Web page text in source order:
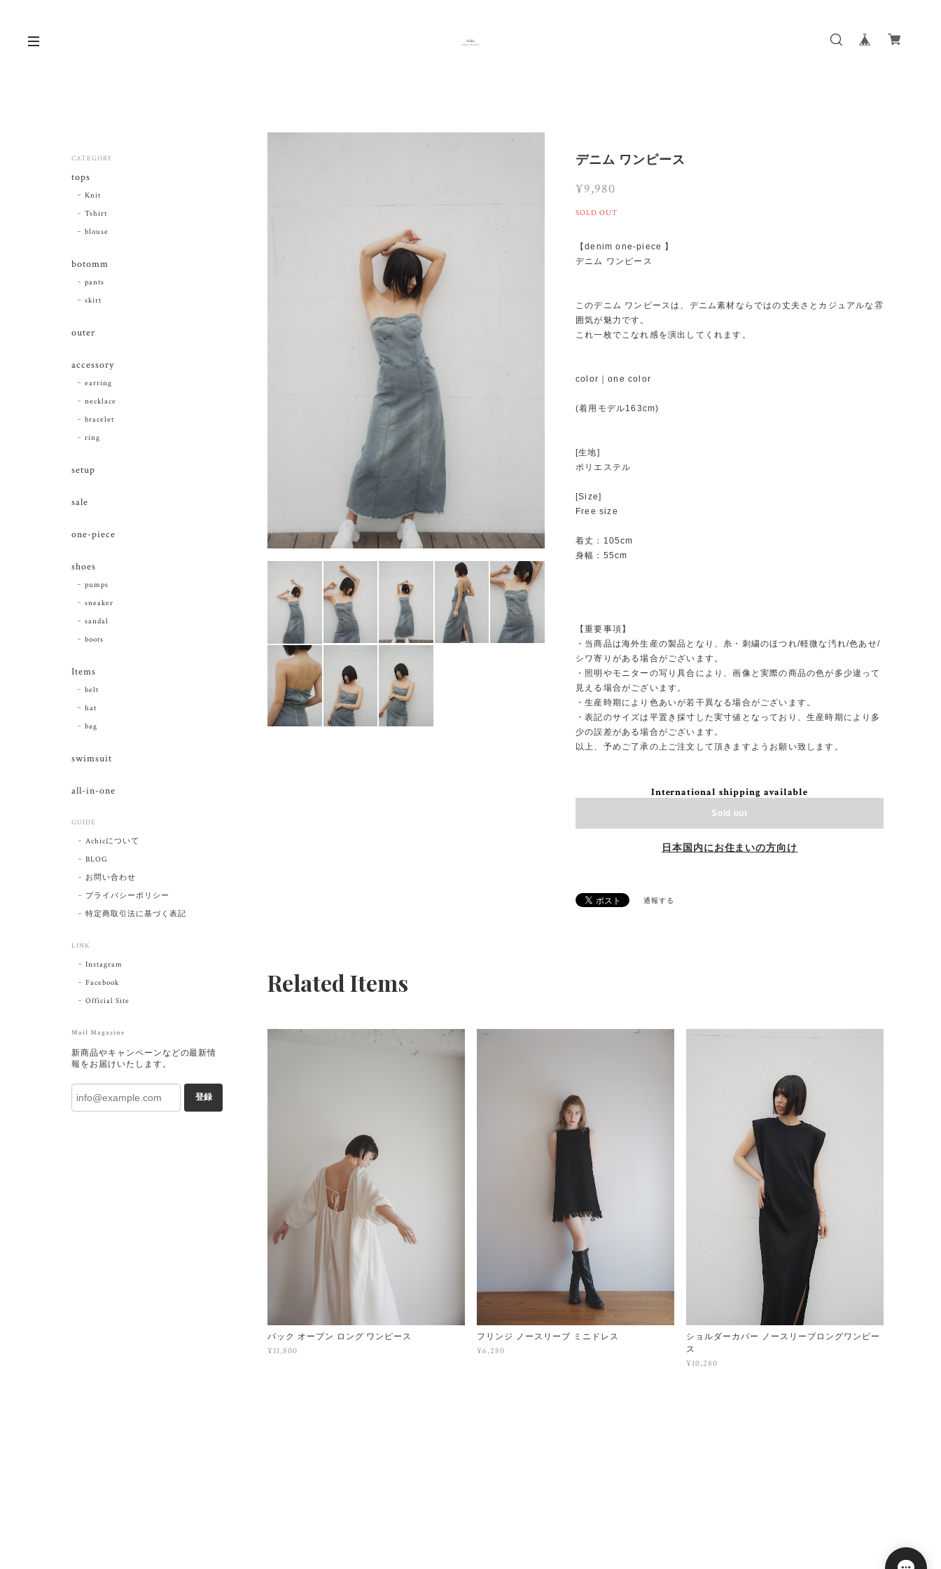
デニム ワンピース
¥9,980
SOLD OUT
【denim one-piece 】
デニム ワンピース
このデニム ワンピースは、デニム素材ならではの丈夫さとカジュアルな雰
囲気が魅力です。
これ一枚でこなれ感を演出してくれます。
color｜one color
(着用モデル163cm)
[生地]
ポリエステル
[Size]
Free size
着丈：105cm
身幅：55cm
【重要事項】
・当商品は海外生産の製品となり、糸・刺繍のほつれ/軽微な汚れ/色あせ/
シワ寄りがある場合がございます。
・照明やモニターの写り具合により、画像と実際の商品の色が多少違って
見える場合がございます。
・生産時期により色あいが若干異なる場合がございます。
・表記のサイズは平置き採寸した実寸値となっており、生産時期により多
少の誤差がある場合がございます。
以上、予めご了承の上ご注文して頂きますようお願い致します。
International shipping available
Sold out
日本国内にお住まいの方向け
通報する
Related Items
バック オープン ロング ワンピース
¥11,800
フリンジ ノースリーブ ミニドレス
¥6,280
ショルダーカバー ノースリーブロングワンピー
ス
¥10,280
CATEGORY
tops
Knit
Tshirt
blouse
botomm
pants
skirt
outer
accessory
earring
necklace
bracelet
ring
setup
sale
one-piece
shoes
pumps
sneaker
sandal
boots
Items
belt
hat
bag
swimsuit
all-in-one
GUIDE
Achicについて
BLOG
お問い合わせ
プライバシーポリシー
特定商取引法に基づく表記
LINK
Instagram
Facebook
Official Site
Mail Magazine
新商品やキャンペーンなどの最新情
報をお届けいたします。
登録